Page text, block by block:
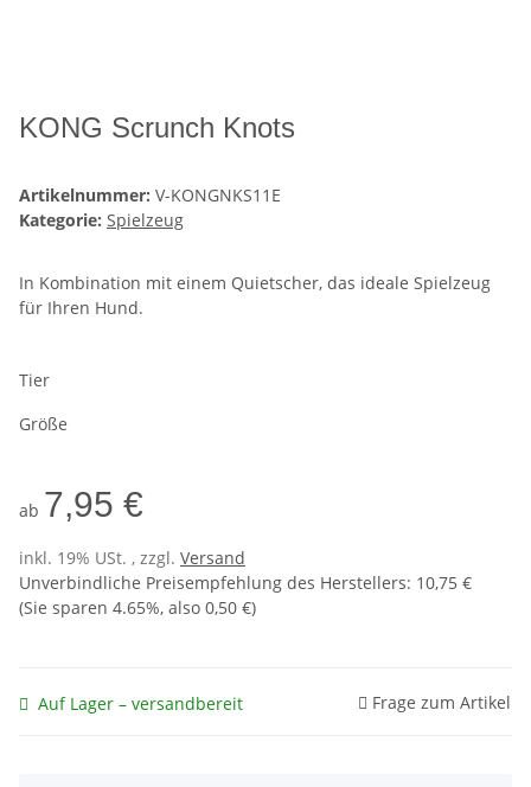
KONG Scrunch Knots
Artikelnummer: V-KONGNKS11E
Kategorie: Spielzeug
In Kombination mit einem Quietscher, das ideale Spielzeug
für Ihren Hund.
Tier
Größe
ab 7,95 €
inkl. 19% USt. , zzgl. Versand
Unverbindliche Preisempfehlung des Herstellers: 10,75 €
(Sie sparen 4.65%, also 0,50 €)
Auf Lager – versandbereit Frage zum Artikel